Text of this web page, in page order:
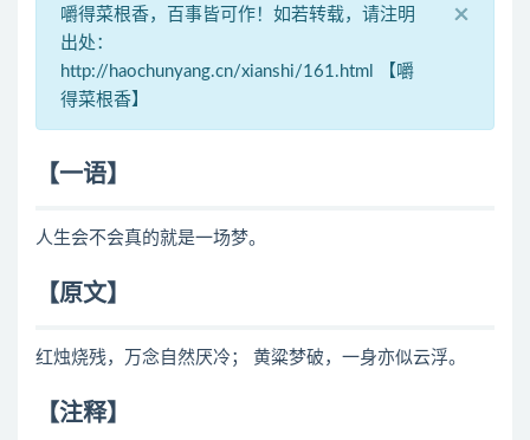
嚼得菜根香，百事皆可作！如若转载，请注明
出处：
http://haochunyang.cn/xianshi/161.html 【嚼
得菜根香】
×
【一语】
人生会不会真的就是一场梦。
【原文】
红烛烧残，万念自然厌冷； 黄粱梦破，一身亦似云浮。
【注释】